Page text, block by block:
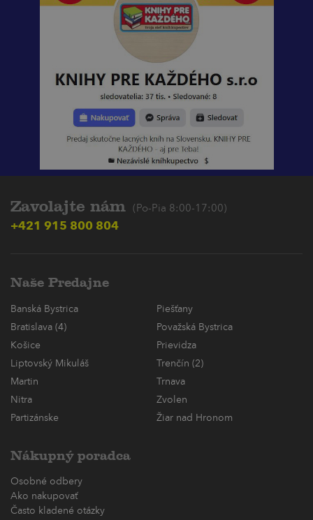
Zavolajte nám (Po-Pia 8:00-17:00)
+421 915 800 804
Naše Predajne
Banská Bystrica
Piešťany
Bratislava (4)
Považská Bystrica
Košice
Prievidza
Liptovský Mikuláš
Trenčín (2)
Martin
Trnava
Nitra
Zvolen
Partizánske
Žiar nad Hronom
Nákupný poradca
Osobné odbery
Ako nakupovať
Často kladené otázky